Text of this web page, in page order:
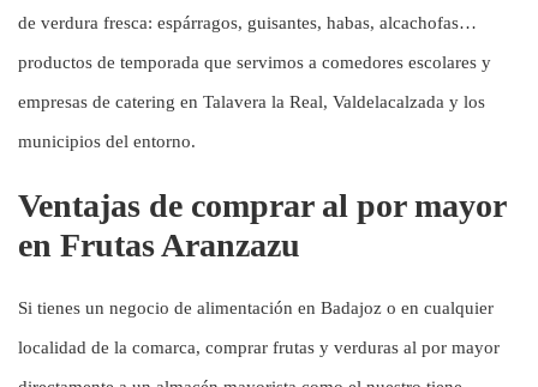
de verdura fresca: espárragos, guisantes, habas, alcachofas…
productos de temporada que servimos a comedores escolares y
empresas de catering en Talavera la Real, Valdelacalzada y los
municipios del entorno.
Ventajas de comprar al por mayor
en Frutas Aranzazu
Si tienes un negocio de alimentación en Badajoz o en cualquier
localidad de la comarca, comprar frutas y verduras al por mayor